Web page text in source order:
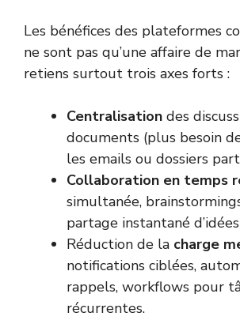
Les bénéfices des plateformes
ne sont pas qu’une affaire de
retiens surtout trois axes forts :
Centralisation des
documents (plus besoin
les emails ou dossiers
Collaboration en temps
simultanée,
partage instantané
Réduction de la charge
notifications ciblées,
rappels, workflows pour
récurrentes.